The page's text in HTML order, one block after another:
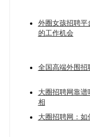
外圈女孩招聘平
的工作机会
全国高端外围招
大圈招聘网靠
相
大圈招聘网：